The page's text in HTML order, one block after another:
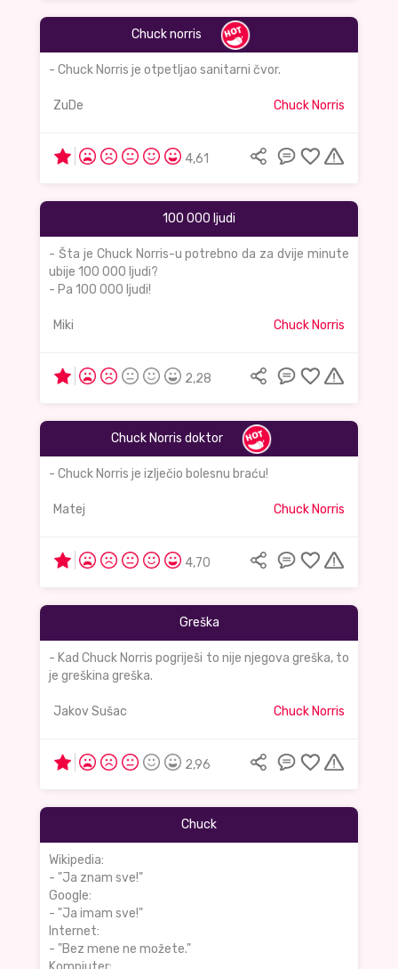
Chuck norris
- Chuck Norris je otpetljao sanitarni čvor.
ZuDe Chuck Norris
4,61
100 000 ljudi
- Šta je Chuck Norris-u potrebno da za dvije minute
ubije 100 000 ljudi?
- Pa 100 000 ljudi!
Miki Chuck Norris
2,28
Chuck Norris doktor
- Chuck Norris je izlječio bolesnu braću!
Matej Chuck Norris
4,70
Greška
- Kad Chuck Norris pogriješi to nije njegova greška, to
je greškina greška.
Jakov Sušac Chuck Norris
2,96
Chuck
Wikipedia:
- "Јa znam sve!"
Google:
- "Јa imam sve!"
Internet:
- "Bez mene ne možete."